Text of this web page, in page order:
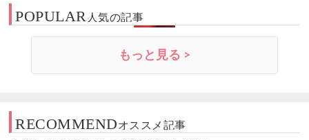
POPULAR 人気の記事
もっと見る >
RECOMMENDオススメ記事